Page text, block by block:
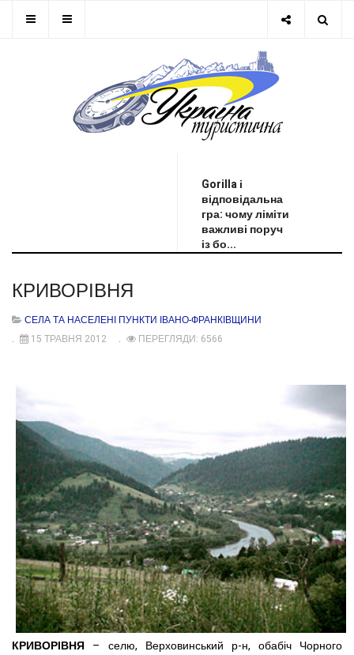
Gorilla і
відповідальна
гра: чому ліміти
важливі поруч
із бо...
КРИВОРІВНЯ
СЕЛА ТА НАСЕЛЕНІ ПУНКТИ ІВАНО-ФРАНКІВЩИНИ
15 ТРАВНЯ 2012
ПЕРЕГЛЯДИ: 6566
КРИВОРІВНЯ – селю, Верховинський р-н, обабіч Чорного